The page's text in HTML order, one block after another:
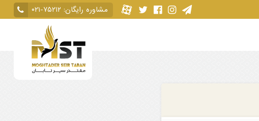
مشاوره رایگان: ۰۲۱-۷۵۲۱۲